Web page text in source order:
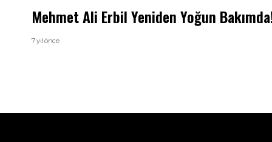
Mehmet Ali Erbil Yeniden Yoğun
7 yıl önce